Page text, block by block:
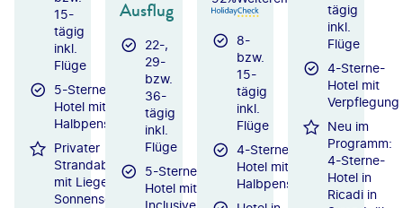
15-
tägig
inkl.
Flüge
5-Sterne-
Hotel mit
Halbpension
Privater
Strandabschnitt
mit Liegen und
Sonnenschirmen
Ausflug
22-,
29-
bzw.
36-
tägig
inkl.
Flüge
5-Sterne-
Hotel mit All
Inclusive /
8-
bzw.
15-
tägig
inkl.
Flüge
4-Sterne-
Hotel mit
Halbpension
tägig
inkl.
Flüge
4-Sterne-
Hotel mit
Verpflegung
Neu im
Programm:
4-Sterne-
Hotel in
Ricadi in